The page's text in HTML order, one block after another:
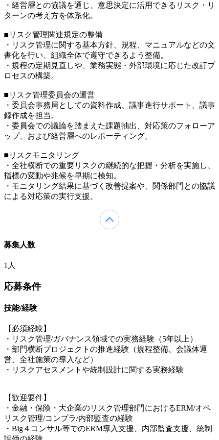
・経営層との協議を通じ、意思決定に活用できるリスク・リ
ターンの考え方を体系化。
■リスク管理関連規定の整備
・リスク管理に関する基本方針、規程、マニュアルなどの文
書化を行い、組織全体で遵守できるよう整備。
・規程の定期見直しや、業務実態・外部環境に応じた改訂プ
ロセスの構築。
■リスク管理委員会の運営
・委員会事務局としての資料作成、議事進行サポート、議事
録作成を担当。
・委員会での議論を踏まえた課題抽出、対応策のフォローア
ップ、および経営層へのレポーティング。
■リスクモニタリング
・全社横断での重要リスクの継続的な把握・分析を実施し、
指標の変動や兆候を早期に検知。
・モニタリング結果に基づく改善提案や、関係部門との協議
による対応策の実行支援。
募集人数
1人
応募条件
技能/経験
【必須経験】
・リスク管理/ガバナンス領域での実務経験（5年以上）
・部門横断プロジェクトの推進経験（規程整備、会議体運
営、全社施策の導入など）
・リスクアセスメントや統制設計に関する実務経験
【歓迎要件】
・金融・保険・大企業のリスク管理部門におけるERM/オペ
リスク管理/コンプラ/内部監査の経験
・Big４コンサル等でのERM導入支援、内部監査支援、統制